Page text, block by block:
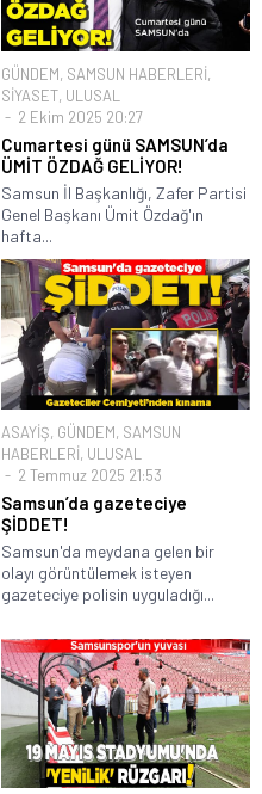
GÜNDEM, SAMSUN HABERLERİ,
SİYASET, ULUSAL
2 Ekim 2025 20:27
Cumartesi günü SAMSUN’da
ÜMİT ÖZDAĞ GELİYOR!
Samsun İl Başkanlığı, Zafer Partisi
Genel Başkanı Ümit Özdağ'ın
hafta...
ASAYİŞ, GÜNDEM, SAMSUN
HABERLERİ, ULUSAL
2 Temmuz 2025 21:53
Samsun’da gazeteciye
ŞİDDET!
Samsun'da meydana gelen bir
olayı görüntülemek isteyen
gazeteciye polisin uyguladığı...